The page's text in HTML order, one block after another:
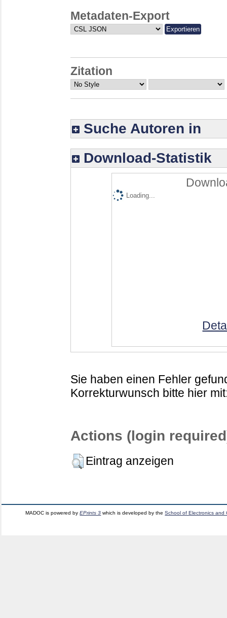
Metadaten-Export
Zitation
Suche Autoren in
Download-Statistik
Loading...
Sie haben einen Fehler
Korrekturwunsch bitte hier
Actions (login
Eintrag anzeigen
MADOC is powered byEPrints 3 which is developed by theSchool of Electronics and